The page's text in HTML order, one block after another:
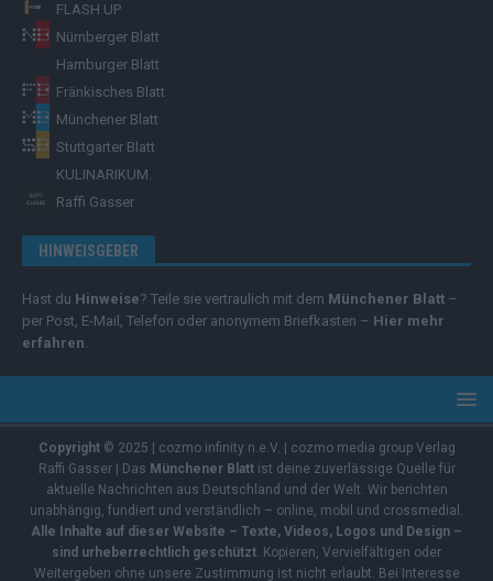
FLASH UP
Nürnberger Blatt
Hamburger Blatt
Fränkisches Blatt
Münchener Blatt
Stuttgarter Blatt
KULINARIKUM.
Raffi Gasser
HINWEISGEBER
Hast du Hinweise? Teile sie vertraulich mit dem Münchener Blatt –
per Post, E-Mail, Telefon oder anonymem Briefkasten – Hier mehr
erfahren.
Copyright© 2025 | cozmo infinity n.e.V. | cozmo media group Verlag
Raffi Gasser | Das Münchener Blattist deine zuverlässige Quelle für
aktuelle Nachrichten aus Deutschland und der Welt. Wir berichten
unabhängig, fundiert und verständlich – online, mobil und crossmedial.
Alle Inhalte auf dieser Website – Texte, Videos, Logos und Design –
sind urheberrechtlich geschützt. Kopieren, Vervielfältigen oder
Weitergeben ohne unsere Zustimmung ist nicht erlaubt. Bei Interesse